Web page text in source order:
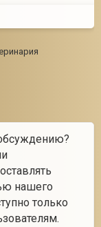
нашего
только